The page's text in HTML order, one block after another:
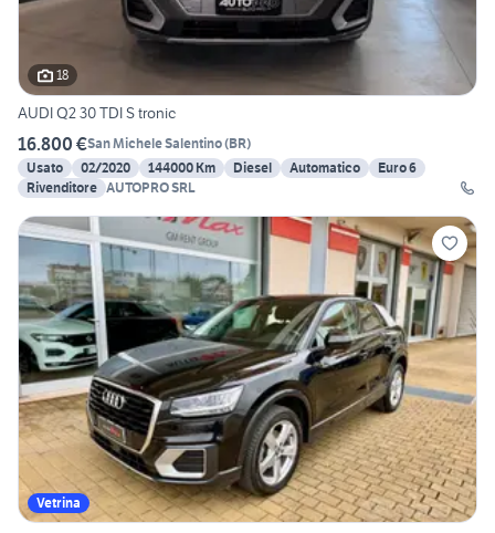
18
AUDI Q2 30 TDI S tronic
16.800 €San Michele Salentino(BR)
Usato
02/2020 144000 Km Diesel Automatico
Euro 6
Rivenditore AUTOPRO SRL
Vetrina